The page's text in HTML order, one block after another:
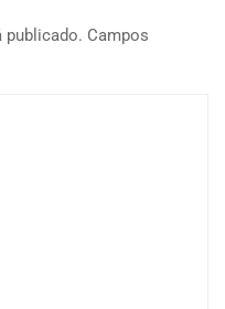
publicado. Campos